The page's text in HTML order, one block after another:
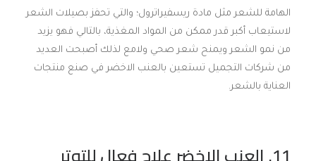
الهامة للشعر مثل مادة ريسفيراترول؛ والتي تحفز بصيلات الشعر
لاستيعاب أكبر قدر ممكن من المواد المغذية، بالتالي فهو يزيد
من نمو الشعر ويمنح شعر صحي ولامع لذلك أصبحت العديد
من شركات التجميل تستعين بالعنب الاخضر في صنع منتجات
العناية بالشعر.